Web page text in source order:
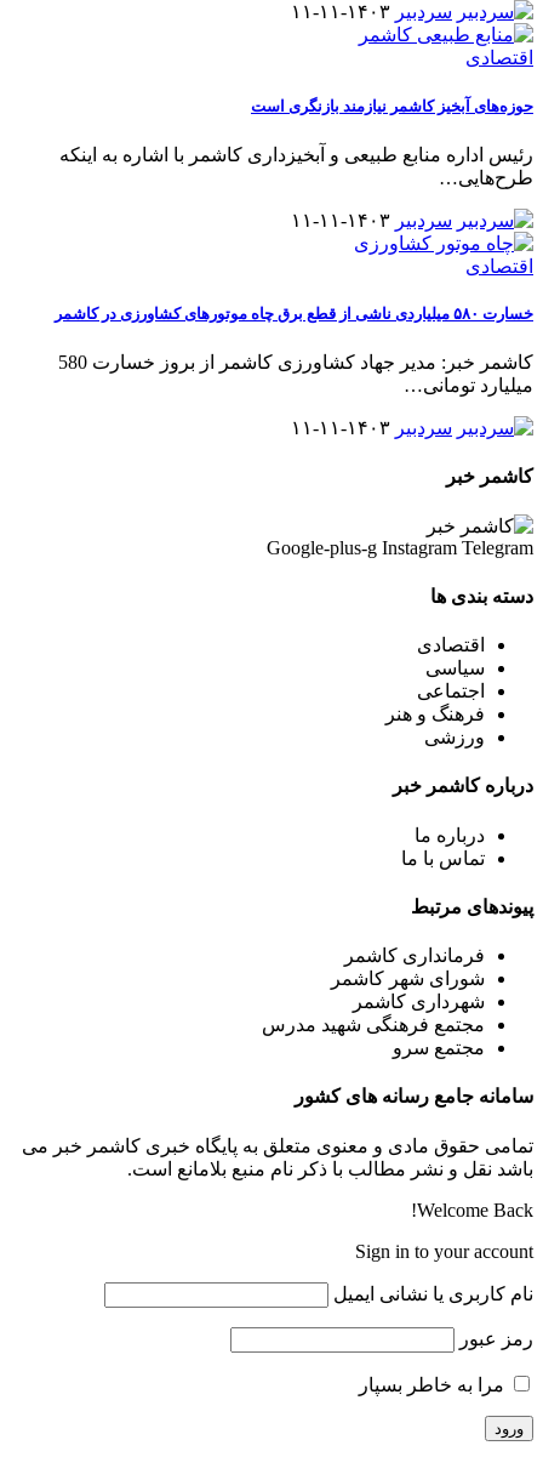
سردبیر ۱۴۰۳-۱۱-۱۱
اقتصادی
حوزه‌های آبخیز کاشمر نیازمند بازنگری است
رئیس اداره منابع طبیعی و آبخیزداری کاشمر با اشاره به اینکه
طرح‌هایی…
سردبیر ۱۴۰۳-۱۱-۱۱
اقتصادی
خسارت ۵۸۰ میلیاردی ناشی از قطع برق چاه موتورهای کشاورزی در کاشمر
کاشمر خبر: مدیر جهاد کشاورزی کاشمر از بروز خسارت 580
میلیارد تومانی…
سردبیر ۱۴۰۳-۱۱-۱۱
کاشمر خبر
Google-plus-g Instagram Telegram
دسته بندی ها
اقتصادی
سیاسی
اجتماعی
فرهنگ و هنر
ورزشی
درباره کاشمر خبر
درباره ما
تماس با ما
پیوندهای مرتبط
فرمانداری کاشمر
شورای شهر کاشمر
شهرداری کاشمر
مجتمع فرهنگی شهید مدرس
مجتمع سرو
سامانه جامع رسانه های کشور
تمامی حقوق مادی و معنوی متعلق به پایگاه خبری کاشمر خبر می
باشد نقل و نشر مطالب با ذکر نام منبع بلامانع است.
Welcome Back!
Sign in to your account
نام کاربری یا نشانی ایمیل
رمز عبور
مرا به خاطر بسپار